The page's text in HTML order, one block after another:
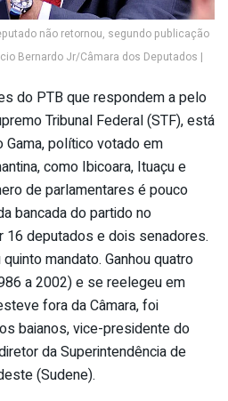
não retornou, segundo publicação
Bernardo Jr/Câmara dos Deputados |
do PTB que respondem a pelo
Tribunal Federal (STF), está
político votado em
como Ibicoara, Ituaçu e
de parlamentares é pouco
bancada do partido no
deputados e dois senadores.
mandato. Ganhou quatro
a 2002) e se reelegeu em
fora da Câmara, foi
baianos, vice-presidente do
da Superintendência de
(Sudene).